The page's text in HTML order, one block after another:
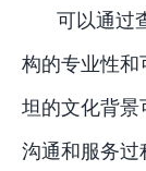
可以通过
构的专业性
坦的文化背景
沟通和服务